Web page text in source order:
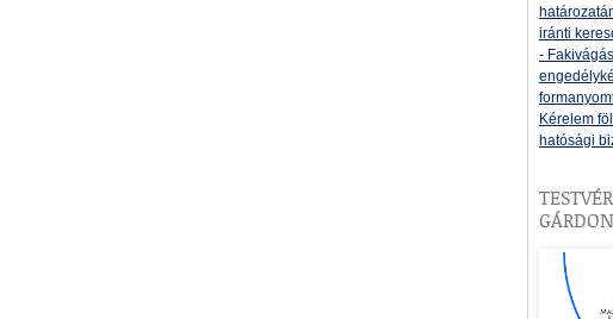
iránti
-
Kérelem
hatósági